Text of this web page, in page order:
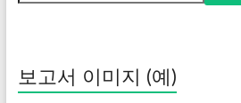
보고서 이미지 (예)